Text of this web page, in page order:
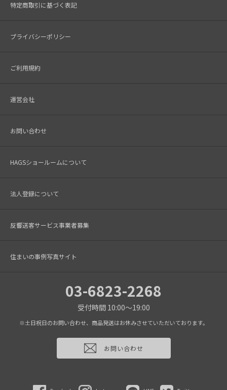
特定商取引に基づく表記
プライバシーポリシー
ご利用規約
運営会社
お問い合わせ
HAGSショールームについて
法人登録について
反響送客サービス事業者募集
住まいの事例写真サイト
03-6823-2268
受付時間 10:00～19:00
※土日祝日のお問い合わせ、商品発送はお休みさせていただいております。
お問い合わせ